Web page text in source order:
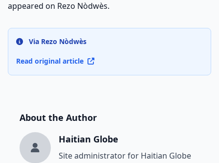
appeared on Rezo Nòdwès.
Via Rezo Nòdwès
Read original article
About the Author
Haitian Globe
Site administrator for Haitian Globe